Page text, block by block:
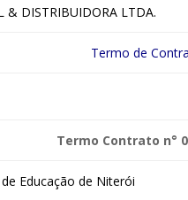
& DISTRIBUIDORA LTDA.
Termo de
Termo Contrato n°
Educação de Niterói